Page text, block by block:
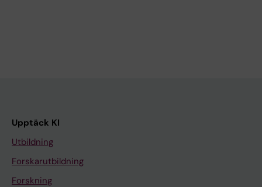
Upptäck KI
Utbildning
Forskarutbildning
Forskning